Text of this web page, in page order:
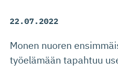
22.07.2022
Monen nuoren
työelämään tapahtuu